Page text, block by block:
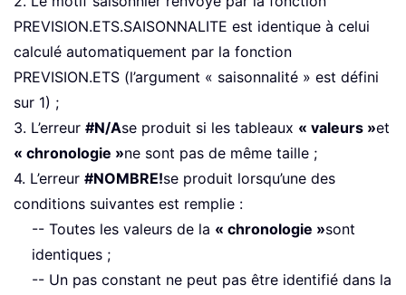
PREVISION.ETS.SAISONNALITE est identique à celui
calculé automatiquement par la fonction
PREVISION.ETS (l’argument « saisonnalité » est défini
sur 1) ;
3. L’erreur #N/Ase produit si les tableaux « valeurs »et
« chronologie »ne sont pas de même taille ;
4. L’erreur #NOMBRE!se produit lorsqu’une des
conditions suivantes est remplie :
-- Toutes les valeurs de la « chronologie »sont
identiques ;
-- Un pas constant ne peut pas être identifié dans la